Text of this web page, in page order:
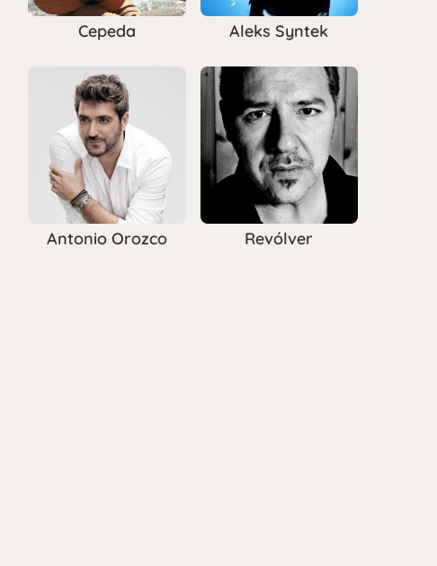
Cepeda Aleks Syntek
Antonio Orozco Revólver